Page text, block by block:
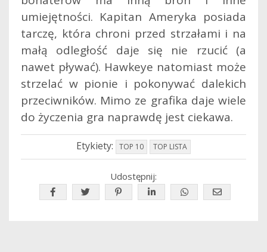
umiejętności. Kapitan Ameryka posiada
tarczę, która chroni przed strzałami i na
małą odległość daje się nie rzucić (a
nawet pływać). Hawkeye natomiast może
strzelać w pionie i pokonywać dalekich
przeciwników. Mimo ze grafika daje wiele
do życzenia gra naprawdę jest ciekawa.
Etykiety: TOP 10 TOP LISTA
Udostępnij: